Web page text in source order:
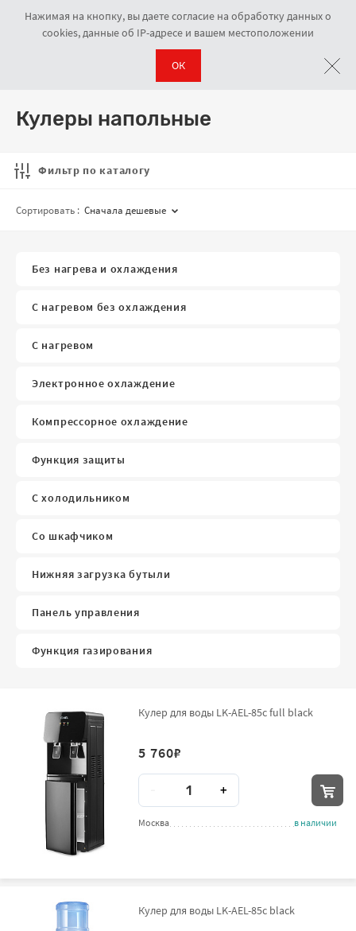
Кулеры напольные
Кулеры напольные
Фильтр по каталогу
Сортировать : Сначала дешевые
Без нагрева и охлаждения
С нагревом без охлаждения
С нагревом
Электронное охлаждение
Компрессорное охлаждение
Функция защиты
С холодильником
Со шкафчиком
Нижняя загрузка бутыли
Панель управления
Функция газирования
Кулер для воды LK-AEL-85c full black
5 760₽
+
Москва в наличии
Кулер для воды LK-AEL-85c black
Нажимая на кнопку, вы даете согласие на обработку данных о
cookies, данные об IP-адресе и вашем местоположении
ОК